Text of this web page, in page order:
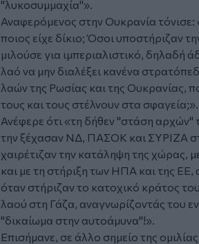
"λυκοσυμμαχία"».
Αναφερόμενος στην Ουκρανία
ποιος είχε δίκιο; Όσοι υποστήριζαν
μιλούσε για ιμπεριαλιστικό, δηλαδή
λαό να μην διαλέξει κανένα
λαών της Ρωσίας και της Ουκρανίας,
τους και τους στέλνουν στα σφαγεία;».
Ανέφερε ότι «τη δήθεν "στάση αρχών"
την ξέχασαν ΝΔ, ΠΑΣΟΚ και ΣΥΡΙΖΑ
χαιρέτιζαν την κατάληψη της χώρας,
και με τη στήριξη των ΗΠΑ και της ΕΕ,
όταν στήριζαν το κατοχικό κράτος
λαού στη Γάζα, αναγνωρίζοντάς του
"δικαίωμα στην αυτοάμυνα"!».
Επισήμανε, σε άλλο σημείο της